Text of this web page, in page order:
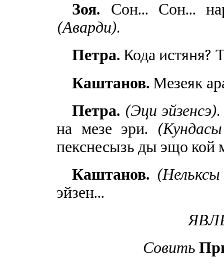
Зоя. Сон... Сон...
(Аварди).
Петра. Кода истяня?
Каштанов. Мезеяк
Петра. (Эци эйзенсэ).
на мезе эри.
пекснесызь ды эщо кой
Каштанов.
эйзен...
Совить